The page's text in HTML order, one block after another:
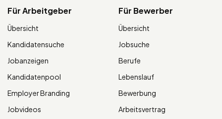
Für Arbeitgeber
Übersicht
Kandidatensuche
Jobanzeigen
Kandidatenpool
Employer Branding
Jobvideos
Für Bewerber
Übersicht
Jobsuche
Berufe
Lebenslauf
Bewerbung
Arbeitsvertrag